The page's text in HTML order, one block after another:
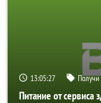
13:05:25
Питание от сервиса